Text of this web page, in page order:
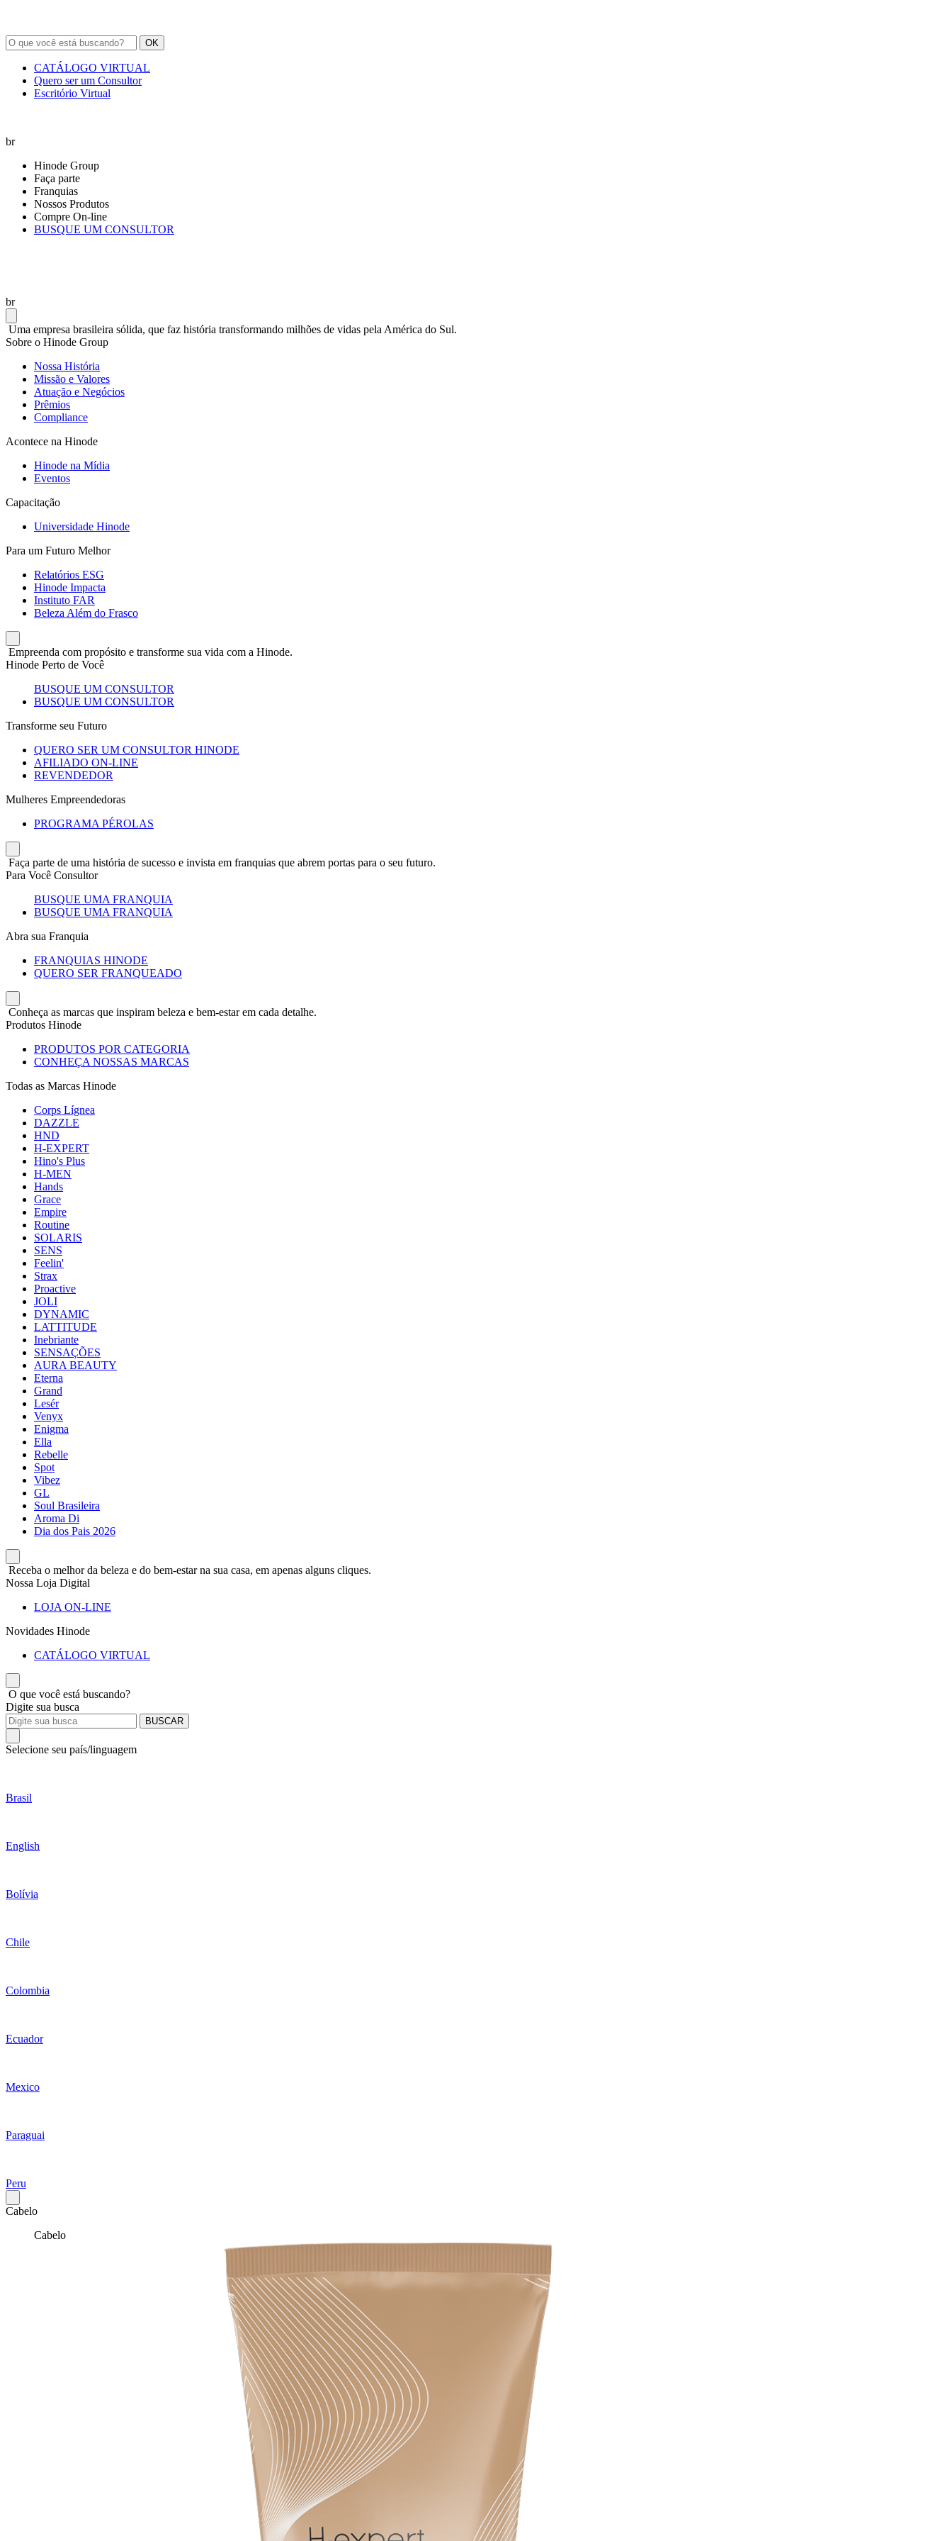
OK
CATÁLOGO VIRTUAL
Quero ser um Consultor
Escritório Virtual
br
Hinode Group
Faça parte
Franquias
Nossos Produtos
Compre On-line
BUSQUE UM CONSULTOR
br
Uma empresa brasileira sólida, que faz história transformando milhões de vidas pela América do Sul.
Sobre o Hinode Group
Nossa História
Missão e Valores
Atuação e Negócios
Prêmios
Compliance
Acontece na Hinode
Hinode na Mídia
Eventos
Capacitação
Universidade Hinode
Para um Futuro Melhor
Relatórios ESG
Hinode Impacta
Instituto FAR
Beleza Além do Frasco
Empreenda com propósito e transforme sua vida com a Hinode.
Hinode Perto de Você
BUSQUE UM CONSULTOR
BUSQUE UM CONSULTOR
Transforme seu Futuro
QUERO SER UM CONSULTOR HINODE
AFILIADO ON-LINE
REVENDEDOR
Mulheres Empreendedoras
PROGRAMA PÉROLAS
Faça parte de uma história de sucesso e invista em franquias que abrem portas para o seu futuro.
Para Você Consultor
BUSQUE UMA FRANQUIA
BUSQUE UMA FRANQUIA
Abra sua Franquia
FRANQUIAS HINODE
QUERO SER FRANQUEADO
Conheça as marcas que inspiram beleza e bem-estar em cada detalhe.
Produtos Hinode
PRODUTOS POR CATEGORIA
CONHEÇA NOSSAS MARCAS
Todas as Marcas Hinode
Corps Lígnea
DAZZLE
HND
H-EXPERT
Hino's Plus
H-MEN
Hands
Grace
Empire
Routine
SOLARIS
SENS
Feelin'
Strax
Proactive
JOLI
DYNAMIC
LATTITUDE
Inebriante
SENSAÇÕES
AURA BEAUTY
Eterna
Grand
Lesér
Venyx
Enigma
Ella
Rebelle
Spot
Vibez
GL
Soul Brasileira
Aroma Di
Dia dos Pais 2026
Receba o melhor da beleza e do bem-estar na sua casa, em apenas alguns cliques.
Nossa Loja Digital
LOJA ON-LINE
Novidades Hinode
CATÁLOGO VIRTUAL
O que você está buscando?
Digite sua busca
BUSCAR
Selecione seu país/linguagem
Brasil
English
Bolívia
Chile
Colombia
Ecuador
Mexico
Paraguai
Peru
Cabelo
Cabelo